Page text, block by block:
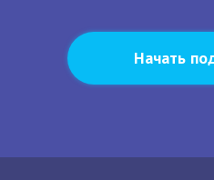
Начать